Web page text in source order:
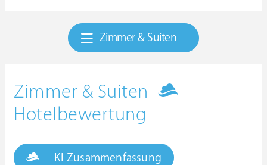
Zimmer & Suiten
Zimmer & Suiten
Hotelbewertung
KI Zusammenfassung